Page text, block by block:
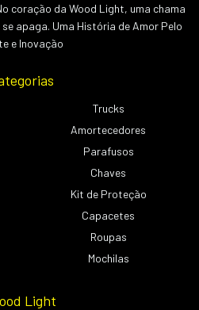
coração da Wood Light, uma chama
apaga. Uma História de Amor Pelo
e Inovação
Trucks
Amortecedores
Parafusos
Chaves
Kit de Proteção
Capacetes
Roupas
Mochilas
Light